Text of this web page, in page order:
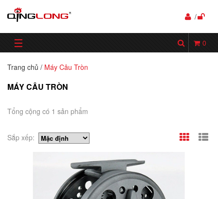
/
☰ 0
Trang chủ / Máy Câu Tròn
MÁY CÂU TRÒN
Tổng cộng có 1 sản phẩm
Sắp xếp: